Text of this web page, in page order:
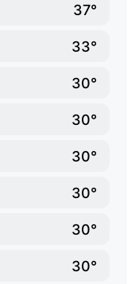
37°
33°
30°
30°
30°
30°
30°
30°